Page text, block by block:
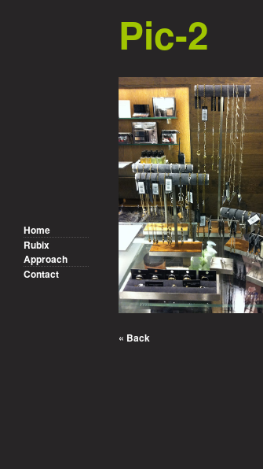
Home
Rubix
Approach
Contact
Pic-2
« Back